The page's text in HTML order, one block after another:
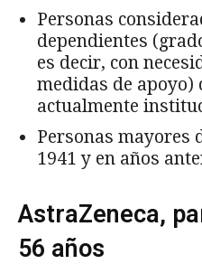
Personas
dependientes
es decir, con
medidas de apoyo)
actualmente
Personas mayores
1941 y en años
AstraZeneca,
56 años